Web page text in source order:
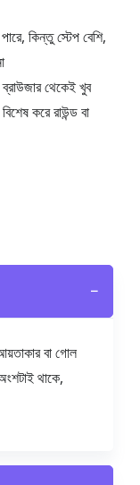
কিন্তু স্টেপ বেশি,
থেকেই খুব
করে রাউন্ড বা
−
বা গোল
থাকে,